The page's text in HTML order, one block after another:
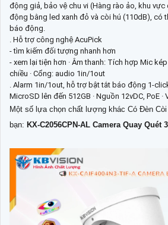
động giả, bảo vệ chu vi (Hàng rào ảo, khu
động bằng led xanh đỏ và còi hú (110dB), có
báo động.
. Hỗ trợ công nghệ AcuPick
- tìm kiếm đối tượng nhanh hơn
- xem lại tiện hơn · Âm thanh: Tích hợp Mic
chiều · Cổng: audio 1in/1out
. Alarm 1in/1out, hỗ trợ bật tắt báo động 1-
MicroSD lên đến 512GB · Nguồn 12vDC, PoE ·
Một số lựa chọn chất lượng khác Có Ðèn
bạn: KX-C2056CPN-AL Camera Quay Quét